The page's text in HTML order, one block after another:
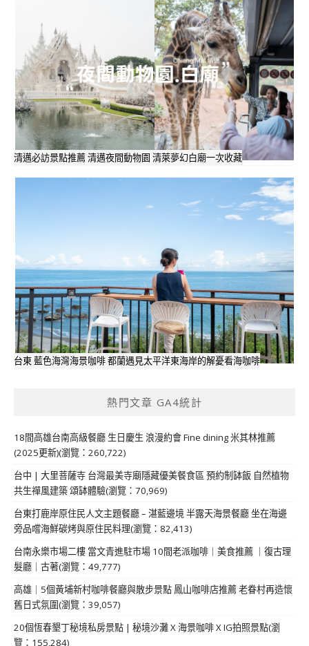
清邁必訪景點推薦 清邁夜間動物園 清萊夢幻白廟一次收藏
台東 藍色海灣海景咖啡 都蘭遇見太平洋東海岸的解憂看海咖啡
熱門文章 GA4統計
18間高雄台南高級餐廳 生日慶生 浪漫約會 Fine dining 米其林推薦
(2025更新)(瀏覽：260,722)
台中 | 大里菩薩寺 台灣最美寺廟隱藏優美餐食區 預約制缽飯 自然植物
共生禪風建築 頌缽體驗(瀏覽：70,969)
台東打鹿岸原住民人文主題餐廳 – 湛藍邊境 半露天海景餐廳 坐在海邊
旁品嚐海鮮碳烤與原住民料理(瀏覽：82,413)
台南永樂市場二樓 當文青進駐市場 10間老派咖啡｜美食推薦 ｜復古理
髮廳｜古著(瀏覽：49,777)
高雄｜5個黃埔新村咖啡餐廳與散步景點 鳳山咖啡店推薦 老眷村再造懷
舊日式氛圍(瀏覽：39,057)
20個恆春墾丁秘境私房景點 | 秘境沙灘 X 海景咖啡 X IG拍照景點(瀏
覽：155,284)